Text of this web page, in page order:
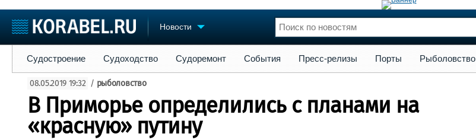
Новости
Судостроение
Пульс
Новости
Репутация
Торговая площадка
Доска объявлений
Продажа флота
Оборудование
Изделия
Конференции
Личности
Флот
Форум
Судостроение Судоходство Судоремонт События Пресс-релизы Порты Рыболовство
08.05.2019 19:32 / рыболовство
В Приморье определились с планами на
«красную» путину